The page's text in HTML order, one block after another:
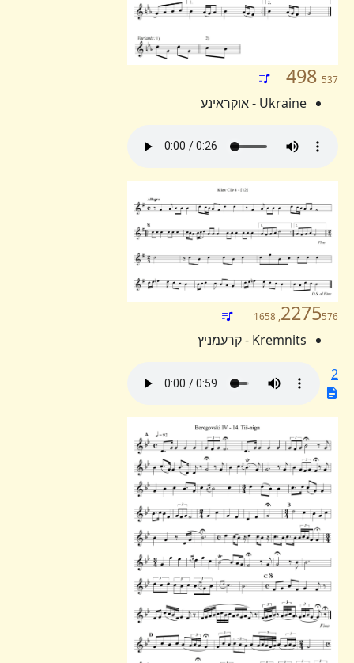
498 537
Ukraine - אוקראינע
2275576, 1658
Kremnits - קרעמניץ